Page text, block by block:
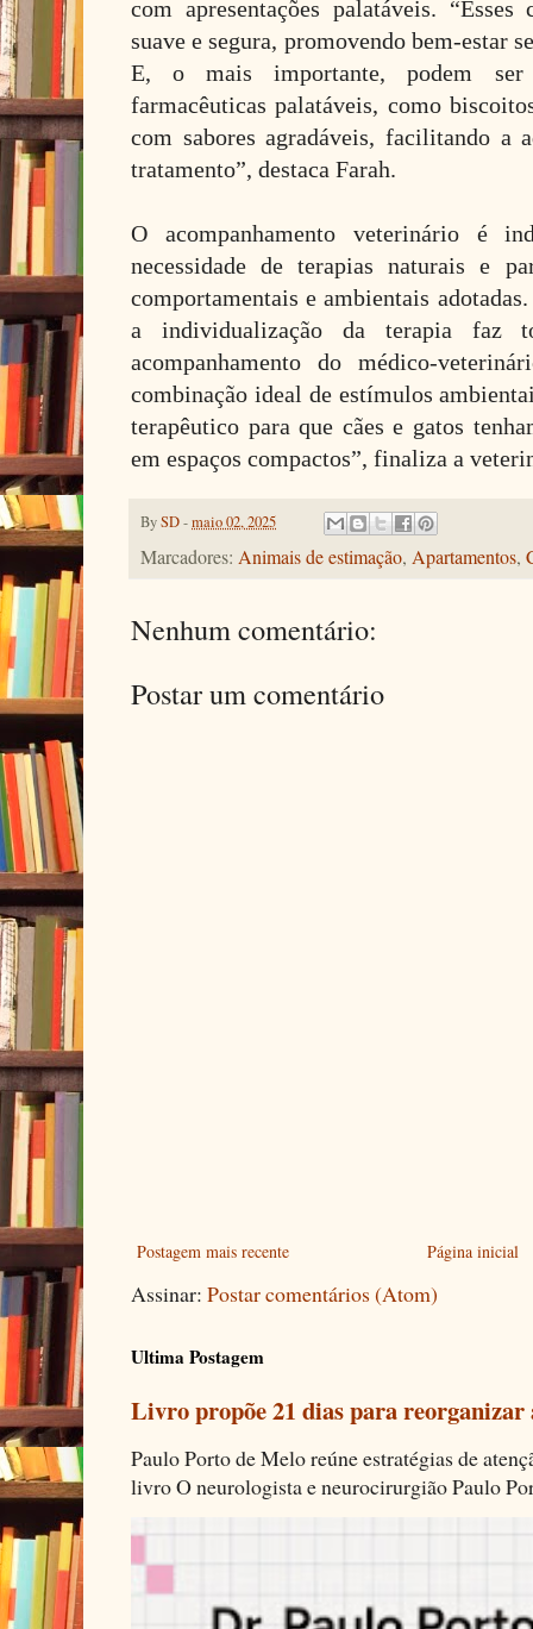
com apresentações palatáveis.
suave e segura, promovendo bem-estar
E, o mais importante, podem ser
farmacêuticas palatáveis, como
com sabores agradáveis, facilitando a
tratamento”, destaca Farah.
O acompanhamento veterinário é
necessidade de terapias naturais e
comportamentais e ambientais
a individualização da terapia faz
acompanhamento do médico-
combinação ideal de estímulos
terapêutico para que cães e gatos
em espaços compactos”, finaliza a
BySD-maio 02, 2025
Marcadores: Animais de estimação, Apartamentos,
Nenhum comentário:
Postar um comentário
Postagem mais recente Página inicial
Assinar: Postar comentários (Atom)
Ultima Postagem
Livro propõe 21 dias para
Paulo Porto de Melo reúne estratégias de
livro O neurologista e neurocirurgião Paulo